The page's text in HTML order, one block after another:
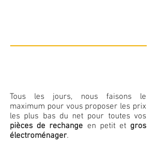
Tous les jours, nous faisons le
maximum pour vous proposer les prix
les plus bas du net pour toutes vos
pièces de rechange en petit et gros
électroménager.